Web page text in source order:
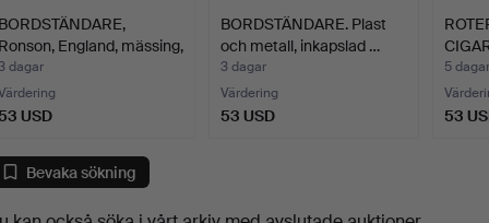
England, mässing,
dagar
USD
BORDSTÄNDARE. Plast
och metall, inkapslad …
3 dagar
Värdering
53 USD
5 dagar
53
Bevaka sökning